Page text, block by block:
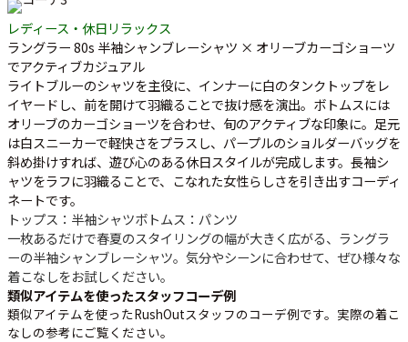
レディース・休日リラックス
ラングラー 80s 半袖シャンブレーシャツ × オリーブカーゴショーツ
でアクティブカジュアル
ライトブルーのシャツを主役に、インナーに白のタンクトップをレ
イヤードし、前を開けて羽織ることで抜け感を演出。ボトムスには
オリーブのカーゴショーツを合わせ、旬のアクティブな印象に。足元
は白スニーカーで軽快さをプラスし、パープルのショルダーバッグを
斜め掛けすれば、遊び心のある休日スタイルが完成します。長袖シ
ャツをラフに羽織ることで、こなれた女性らしさを引き出すコーディ
ネートです。
トップス：半袖シャツボトムス：パンツ
一枚あるだけで春夏のスタイリングの幅が大きく広がる、ラングラ
ーの半袖シャンブレーシャツ。気分やシーンに合わせて、ぜひ様々な
着こなしをお試しください。
類似アイテムを使ったスタッフコーデ例
類似アイテムを使ったRushOutスタッフのコーデ例です。実際の着こ
なしの参考にご覧ください。